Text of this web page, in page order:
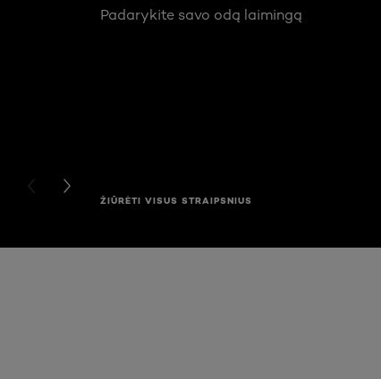
Padarykite savo odą laimingą
PREVIOUS CARD
NEXT CARD
ŽIŪRĖTI VISUS STRAIPSNIUS